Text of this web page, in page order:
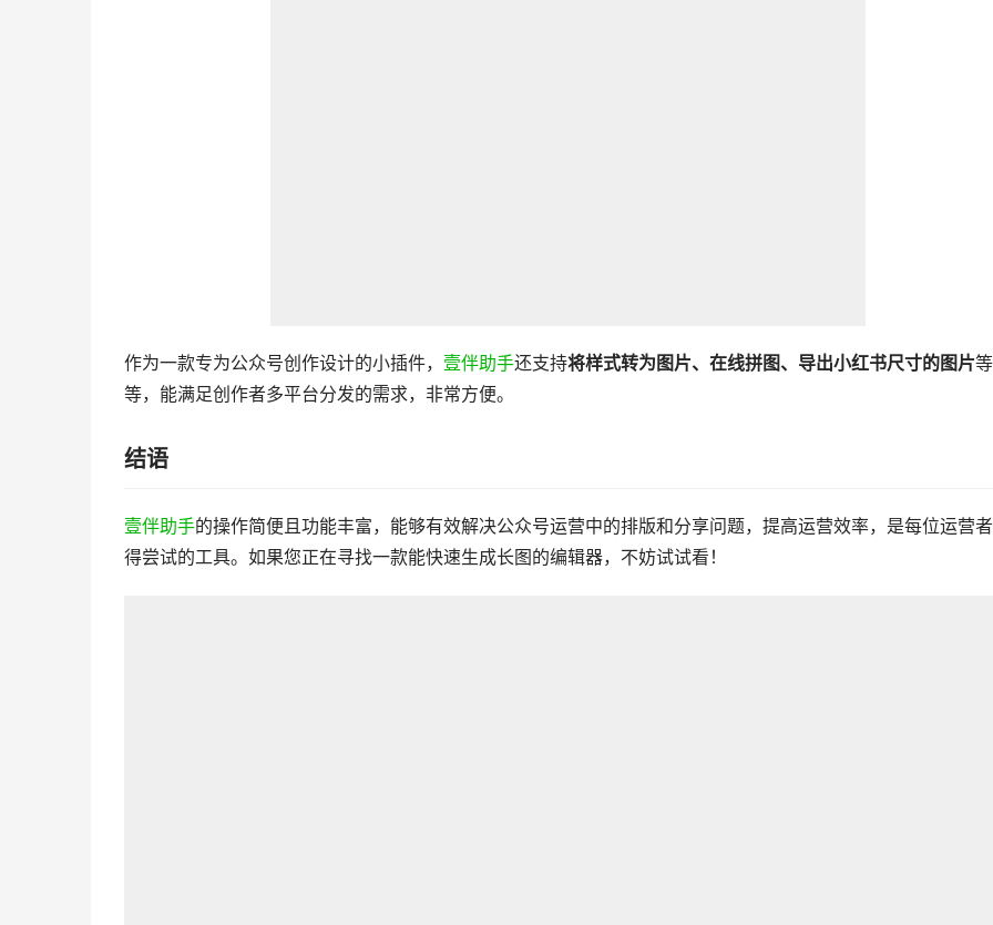
作为一款专为公众号创作设计的小插件， 壹伴助手还支持将样式转为图片、在线拼图、导出小红书尺寸的图片等
等，能满足创作者多平台分发的需求，非常方便。
结语
壹伴助手的操作简便且功能丰富，能够有效解决公众号运营中的排版和分享问题，提高运营效率，是每位运营
得尝试的工具。如果您正在寻找一款能快速生成长图的编辑器，不妨试试看！